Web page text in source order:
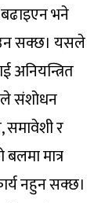
भने
सक्छ। यसले
संशोधन
र
मात्र
नहुन सक्छ।